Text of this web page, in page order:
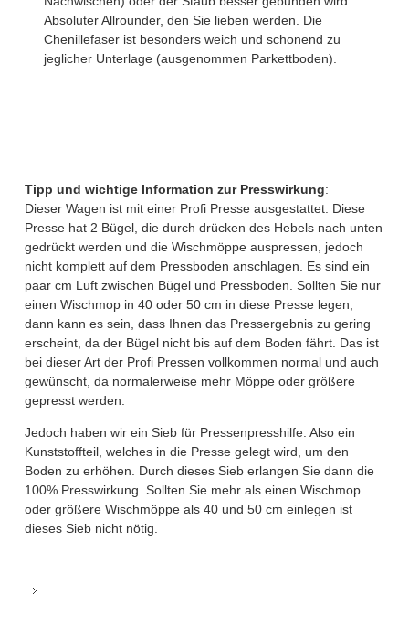
Absoluter Allrounder, den Sie lieben werden. Die
Chenillefaser ist besonders weich und schonend zu
jeglicher Unterlage (ausgenommen Parkettboden).
Tipp und wichtige Information zur Presswirkung:
Dieser Wagen ist mit einer Profi Presse ausgestattet. Diese
Presse hat 2 Bügel, die durch drücken des Hebels nach unten
gedrückt werden und die Wischmöppe auspressen, jedoch
nicht komplett auf dem Pressboden anschlagen. Es sind ein
paar cm Luft zwischen Bügel und Pressboden. Sollten Sie nur
einen Wischmop in 40 oder 50 cm in diese Presse legen,
dann kann es sein, dass Ihnen das Pressergebnis zu gering
erscheint, da der Bügel nicht bis auf dem Boden fährt. Das ist
bei dieser Art der Profi Pressen vollkommen normal und auch
gewünscht, da normalerweise mehr Möppe oder größere
gepresst werden.
Jedoch haben wir ein Sieb für Pressenpresshilfe. Also ein
Kunststoffteil, welches in die Presse gelegt wird, um den
Boden zu erhöhen. Durch dieses Sieb erlangen Sie dann die
100% Presswirkung. Sollten Sie mehr als einen Wischmop
oder größere Wischmöppe als 40 und 50 cm einlegen ist
dieses Sieb nicht nötig.